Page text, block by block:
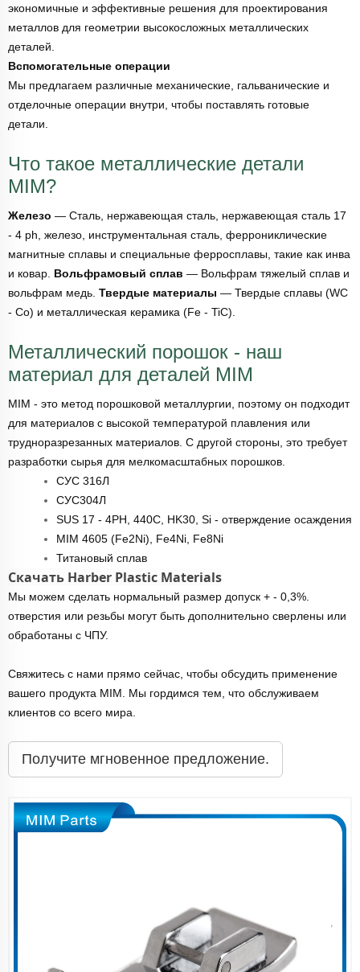
экономичные и эффективные решения для проектирования
металлов для геометрии высокосложных металлических
деталей.
Вспомогательные операции
Мы предлагаем различные механические, гальванические и
отделочные операции внутри, чтобы поставлять готовые
детали.
Что такое металлические детали
MIM?
Железо — Сталь, нержавеющая сталь, нержавеющая сталь 17
- 4 ph, железо, инструментальная сталь, феррониклические
магнитные сплавы и специальные ферросплавы, такие как инва
и ковар. Вольфрамовый сплав — Вольфрам тяжелый сплав и
вольфрам медь. Твердые материалы — Твердые сплавы (WC
- Co) и металлическая керамика (Fe - TiC).
Металлический порошок - наш
материал для деталей MIM
MIM - это метод порошковой металлургии, поэтому он подходит
для материалов с высокой температурой плавления или
трудноразрезанных материалов. С другой стороны, это требует
разработки сырья для мелкомасштабных порошков.
СУС 316Л
СУС304Л
SUS 17 - 4PH, 440C, HK30, Si - отверждение осаждения
MIM 4605 (Fe2Ni), Fe4Ni, Fe8Ni
Титановый сплав
Скачать Harber Plastic Materials
Мы можем сделать нормальный размер допуск + - 0,3%.
отверстия или резьбы могут быть дополнительно сверлены или
обработаны с ЧПУ.
Свяжитесь с нами прямо сейчас, чтобы обсудить применение
вашего продукта MIM. Мы гордимся тем, что обслуживаем
клиентов со всего мира.
Получите мгновенное предложение.